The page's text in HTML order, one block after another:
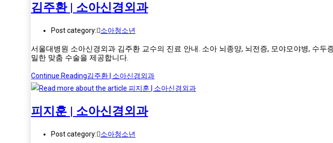
김주환 | 소아신경외과
Post category: 소아청소년
서울대병원 소아신경외과 김주환 교수의 진료 안내. 소아 뇌종양, 뇌전증, 모야모야병, 수
밀한 맞춤 수술을 제공합니다.
Continue Reading김주환 | 소아신경외과
피지훈 | 소아신경외과
Post category: 소아청소년